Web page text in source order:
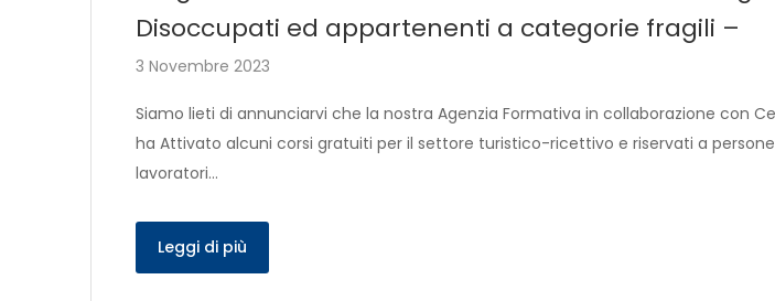
Disoccupati ed appartenenti a categorie fragili –
3 Novembre 2023
Siamo lieti di annunciarvi che la nostra Agenzia Formativa in collaborazione con
ha Attivato alcuni corsi gratuiti per il settore turistico-ricettivo e riservati a
lavoratori…
Leggi di più